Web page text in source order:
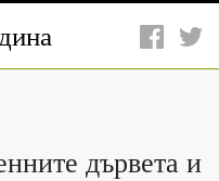
дървета и